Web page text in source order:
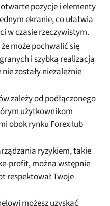
pozycje i elementy
ekranie, co ułatwia
w czasie rzeczywistym.
może pochwalić się
i szybką realizacją
zostały niezależnie
zależy od podłączonego
użytkownikom
obok rynku Forex lub
ryzykiem, takie
profit, można wstępnie
respektował Twoje